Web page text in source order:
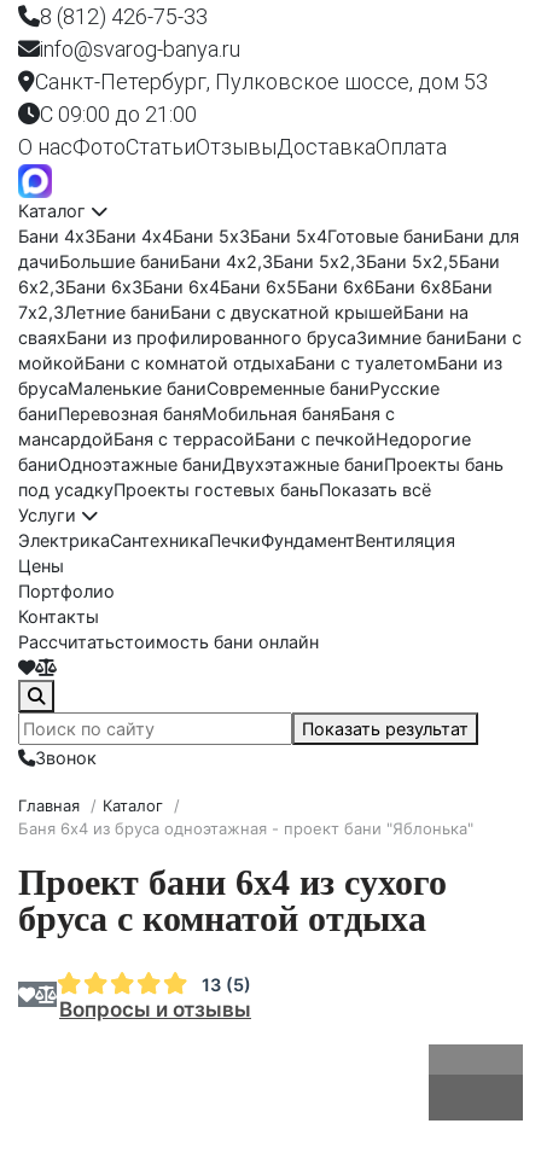
8 (812) 426-75-33
info@svarog-banya.ru
Санкт-Петербург, Пулковское шоссе, дом 53
C 09:00 до 21:00
О насФотоСтатьиОтзывыДоставкаОплата
Каталог
Бани 4х3Бани 4х4Бани 5х3Бани 5х4Готовые баниБани для
дачиБольшие баниБани 4х2,3Бани 5х2,3Бани 5х2,5Бани
6х2,3Бани 6х3Бани 6х4Бани 6х5Бани 6х6Бани 6х8Бани
7х2,3Летние баниБани с двускатной крышейБани на
сваяхБани из профилированного брусаЗимние баниБани с
мойкойБани с комнатой отдыхаБани с туалетомБани из
брусаМаленькие баниСовременные баниРусские
баниПеревозная баняМобильная баняБаня с
мансардойБаня с террасойБани с печкойНедорогие
баниОдноэтажные баниДвухэтажные баниПроекты бань
под усадкуПроекты гостевых баньПоказать всё
Услуги
ЭлектрикаСантехникаПечкиФундаментВентиляция
Цены
Портфолио
Контакты
Рассчитатьстоимость бани онлайн
Показать результат
Звонок
Главная / Каталог
/
Баня 6х4 из бруса одноэтажная - проект бани "Яблонька"
Проект бани 6х4 из сухого
бруса с комнатой отдыха
13 (5)
Вопросы и отзывы